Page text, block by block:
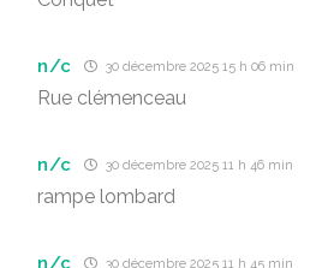
n/c 30 décembre 2025 15 h 06 min
Rue clémenceau
n/c 30 décembre 2025 11 h 46 min
rampe lombard
n/c 30 décembre 2025 11 h 45 min